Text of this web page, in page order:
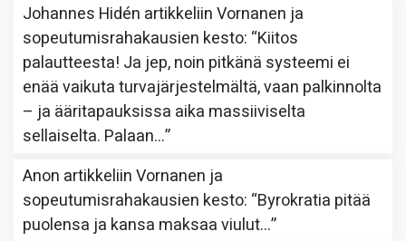
Johannes Hidén artikkeliinVornanen ja
sopeutumisrahakausien kesto: “Kiitos
palautteesta! Ja jep, noin pitkänä systeemi ei
enää vaikuta turvajärjestelmältä, vaan palkinnolta
– ja ääritapauksissa aika massiiviselta
sellaiselta. Palaan…”
Anon artikkeliinVornanen ja
sopeutumisrahakausien kesto: “Byrokratia pitää
puolensa ja kansa maksaa viulut…”